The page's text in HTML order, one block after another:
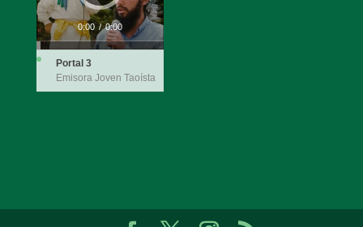
0:00 / 0:00
Portal 3
Emisora Joven Taoísta